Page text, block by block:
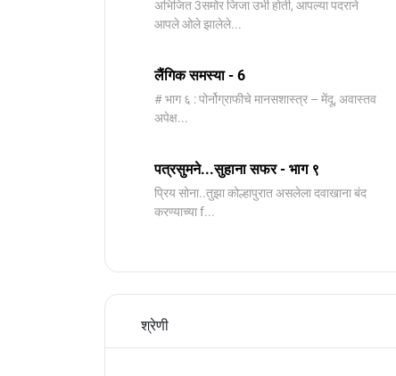
️अभिजित ️3समोर जिजा उभी होती, आपल्या पदराने
आपले ओले झालेले...
लैंगिक समस्या - 6
# भाग ६ : पोर्नोग्राफीचे मानसशास्त्र – मेंदू, अवास्तव
अपेक्ष...
पत्रसुमने...सुहाना सफर - भाग ९
प्रिय सोना..तुझा कोल्हापुरात असलेला दवाखाना बंद
करण्याच्या f...
श्रेणी